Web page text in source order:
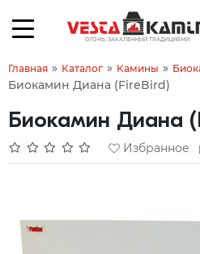
Главная » Каталог » Камины »
Биокамин Диана (FireBird)
Биокамин Диана
Избранное